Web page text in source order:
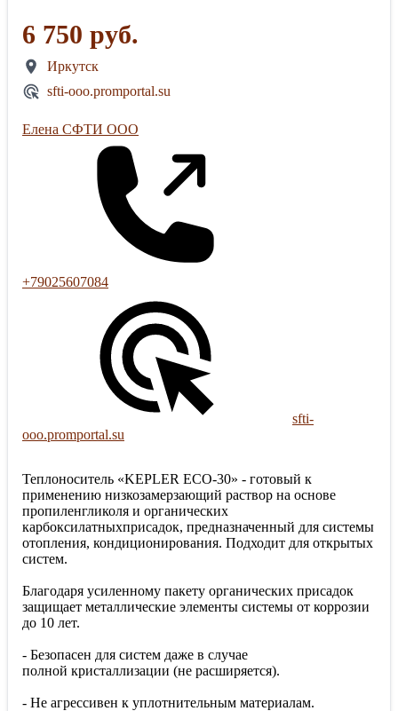
6 750 руб.
Иркутск
sfti-ooo.promportal.su
Елена СФТИ ООО
+79025607084
sfti-
ooo.promportal.su
Теплоноситель «KEPLER ECO-30» - готовый к
применению низкозамерзающий раствор на основе
пропиленгликоля и органических
карбоксилатныхприсадок, предназначенный для системы
отопления, кондиционирования. Подходит для открытых
систем.
Благодаря усиленному пакету органических присадок
защищает металлические элементы системы от коррозии
до 10 лет.
- Безопасен для систем даже в случае
полной кристаллизации (не расширяется).
- Не агрессивен к уплотнительным материалам.